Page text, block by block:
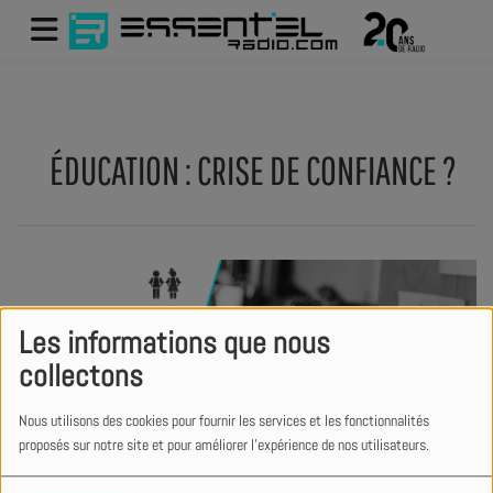
Les informations que nous
collectons
Nous utilisons des cookies pour fournir les services et les fonctionnalités
proposés sur notre site et pour améliorer l'expérience de nos utilisateurs.
ÉDUCATION : CRISE DE CONFIANCE ?